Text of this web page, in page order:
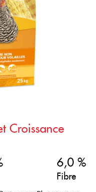
Croissance
6,0 %
Fibre